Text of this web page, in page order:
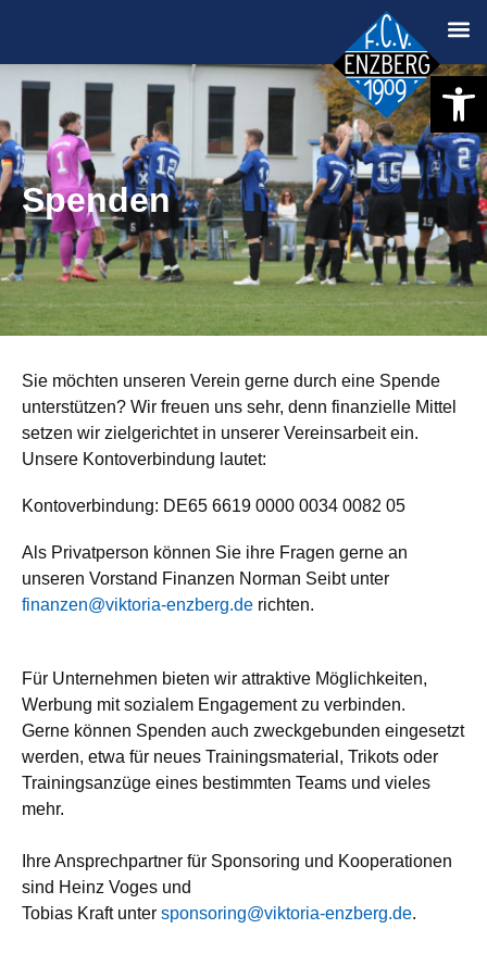
Spenden
Sie möchten unseren Verein gerne durch eine Spende
unterstützen? Wir freuen uns sehr, denn finanzielle Mittel
setzen wir zielgerichtet in unserer Vereinsarbeit ein.
Unsere Kontoverbindung lautet:
Kontoverbindung: DE65 6619 0000 0034 0082 05
Als Privatperson können Sie ihre Fragen gerne an
unseren Vorstand Finanzen Norman Seibt unter
finanzen@viktoria-enzberg.de richten.
Für Unternehmen bieten wir attraktive Möglichkeiten,
Werbung mit sozialem Engagement zu verbinden.
Gerne können Spenden auch zweckgebunden eingesetzt
werden, etwa für neues Trainingsmaterial, Trikots oder
Trainingsanzüge eines bestimmten Teams und vieles
mehr.
Ihre Ansprechpartner für Sponsoring und Kooperationen
sind Heinz Voges und
Tobias Kraft unter sponsoring@viktoria-enzberg.de.